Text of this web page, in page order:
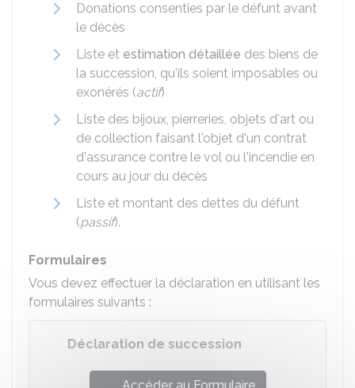
Donations consenties par le défunt avant
le décès
Liste et estimation détaillée des biens de
la succession, qu'ils soient imposables ou
exonérés (actif)
Liste des bijoux, pierreries, objets d'art ou
de collection faisant l'objet d'un contrat
d'assurance contre le vol ou l'incendie en
cours au jour du décès
Liste et montant des dettes du défunt
(passif).
Formulaires
Vous devez effectuer la déclaration en utilisant les
formulaires suivants :
Déclaration de succession